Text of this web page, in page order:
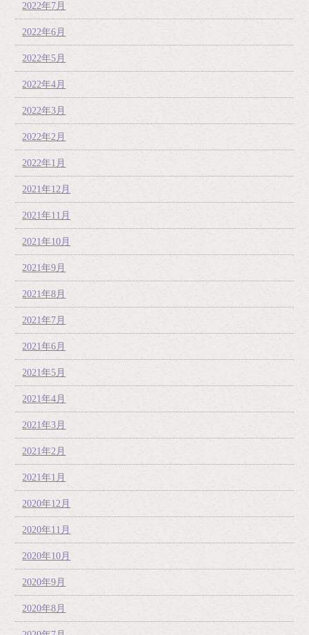
2022年7月
2022年6月
2022年5月
2022年4月
2022年3月
2022年2月
2022年1月
2021年12月
2021年11月
2021年10月
2021年9月
2021年8月
2021年7月
2021年6月
2021年5月
2021年4月
2021年3月
2021年2月
2021年1月
2020年12月
2020年11月
2020年10月
2020年9月
2020年8月